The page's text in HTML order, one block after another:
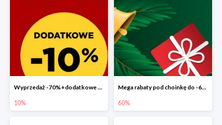
Wyprzedaż -70%+dodatkowe 10%
10%
Mega rabaty pod choinkę do -60%
60%